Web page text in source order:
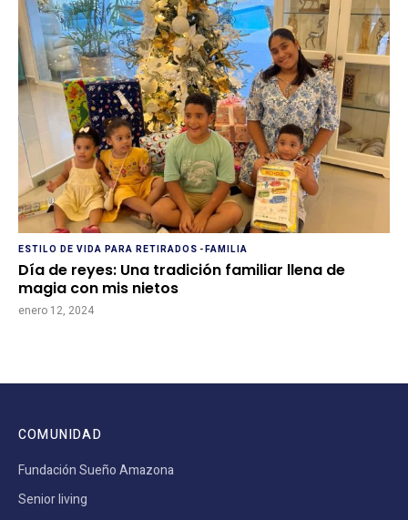
ESTILO DE VIDA PARA RETIRADOS -FAMILIA
Día de reyes: Una tradición familiar llena de
magia con mis nietos
enero 12, 2024
COMUNIDAD
Fundación Sueño Amazona
Senior living